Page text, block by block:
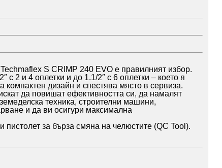
S CRIMP 240 EVO е правилният избор.
2 и 4 оплетки и до 1.1/2″ с 6 оплетки – което я
дизайн и спестява място в сервиза.
да повишат ефективността си, да намалят
техника, строителни машини,
и да ви осигури максимална
за бърза смяна на челюстите (QC Tool).
Ремонтираме и окомплектоваме по мостра или